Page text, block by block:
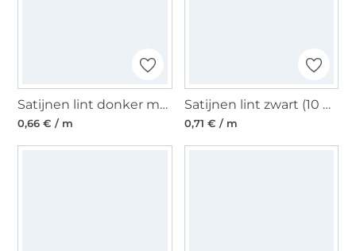
Satijnen lint donker marineblauw (6 mm)
0,66 € / m
Satijnen lint zwart (10 mm)
0,71 € / m